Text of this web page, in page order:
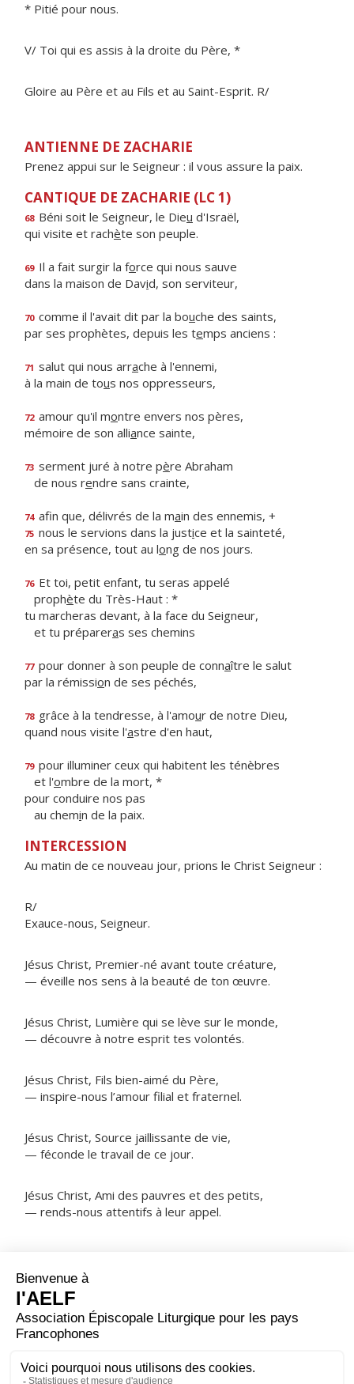
* Pitié pour nous.
V/ Toi qui es assis à la droite du Père, *
Gloire au Père et au Fils et au Saint-Esprit. R/
ANTIENNE DE ZACHARIE
Prenez appui sur le Seigneur : il vous assure la paix.
CANTIQUE DE ZACHARIE (LC 1)
68 Béni soit le Seigneur, le Dieu d'Israël,
qui visite et rachète son peuple.
69 Il a fait surgir la force qui nous sauve
dans la maison de David, son serviteur,
70 comme il l'avait dit par la bouche des saints,
par ses prophètes, depuis les temps anciens :
71 salut qui nous arrache à l'ennemi,
à la main de tous nos oppresseurs,
72 amour qu'il montre envers nos pères,
mémoire de son alliance sainte,
73 serment juré à notre père Abraham
de nous rendre sans crainte,
74 afin que, délivrés de la main des ennemis, +
75 nous le servions dans la justice et la sainteté,
en sa présence, tout au long de nos jours.
76 Et toi, petit enfant, tu seras appelé
prophète du Très-Haut : *
tu marcheras devant, à la face du Seigneur,
et tu prépareras ses chemins
77 pour donner à son peuple de connaître le salut
par la rémission de ses péchés,
78 grâce à la tendresse, à l'amour de notre Dieu,
quand nous visite l'astre d'en haut,
79 pour illuminer ceux qui habitent les ténèbres
et l'ombre de la mort, *
pour conduire nos pas
au chemin de la paix.
INTERCESSION
Au matin de ce nouveau jour, prions le Christ Seigneur :
R/
Exauce-nous, Seigneur.
Jésus Christ, Premier-né avant toute créature,
— éveille nos sens à la beauté de ton œuvre.
Jésus Christ, Lumière qui se lève sur le monde,
— découvre à notre esprit tes volontés.
Jésus Christ, Fils bien-aimé du Père,
— inspire-nous l’amour filial et fraternel.
Jésus Christ, Source jaillissante de vie,
— féconde le travail de ce jour.
Jésus Christ, Ami des pauvres et des petits,
— rends-nous attentifs à leur appel.
ORAISON
Dieu qui ne cesses de créer l'univers, tu as voulu
associer l'homme à ton ouvrage ; regarde le travail que
notre vie, qu'il soit utile à ceux dont nous avons la